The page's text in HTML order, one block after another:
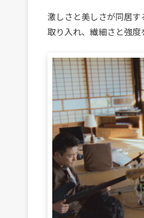
激しさと美しさが同居
取り入れ、繊細さと強度